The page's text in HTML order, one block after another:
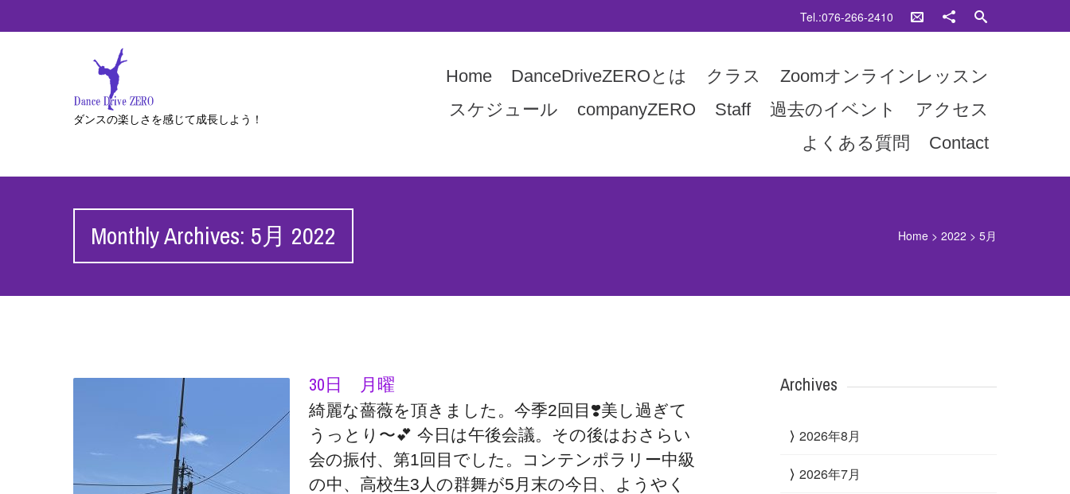
Tel.:076-266-2410
ダンスの楽しさを感じて成長しよう！
Home DanceDriveZEROとは クラス
Zoomオンラインレッスン
スケジュール
companyZERO Staff 過去のイベント
アクセス
よくある質問
Contact
Monthly Archives: 5月 2022 Home >2022 >5月
30日 月曜
綺麗な薔薇を頂きました。今季2回目❣️美し過ぎて
うっとり〜💕 今日は午後会議。その後はおさらい
会の振付、第1回目でした。コンテンポラリー中級
の中、高校生3人の群舞が5月末の今日、ようやく
Archives
2026年8月
2026年7月